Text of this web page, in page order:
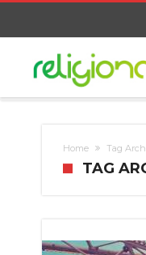
Home Tag
TAG